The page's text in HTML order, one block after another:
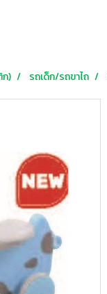
ก) รถเด็ก/รถขาไถ